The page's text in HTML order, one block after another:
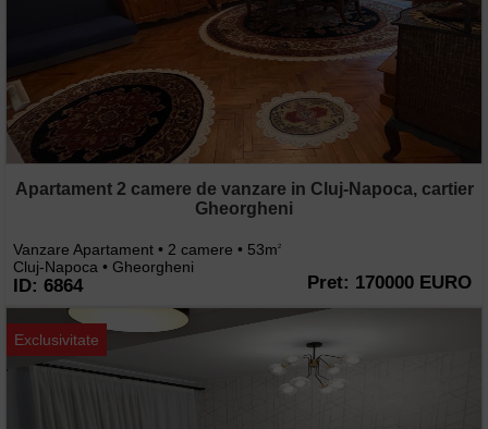
Apartament 2 camere de vanzare in Cluj-Napoca, cartier
Gheorgheni
Vanzare Apartament • 2 camere • 53m2
Cluj-Napoca • Gheorgheni
ID: 6864 Pret: 170000 EURO
Exclusivitate